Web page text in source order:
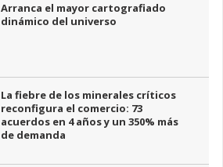
Arranca el mayor cartografiado
dinámico del universo
La fiebre de los minerales críticos
reconfigura el comercio: 73
acuerdos en 4 años y un 350% más
de demanda